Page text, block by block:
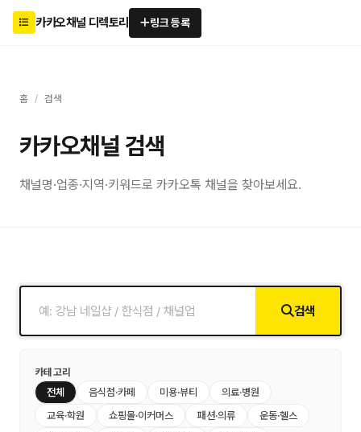
카카오채널 디렉토리 링크 등록
홈 / 검색
카카오채널 검색
채널명·업종·지역·키워드로 카카오톡 채널을 찾아보세요.
검색
카테고리
전체
음식점·카페 미용·뷰티
의료·병원
교육·학원
쇼핑몰·이커머스 패션·의류
운동·헬스